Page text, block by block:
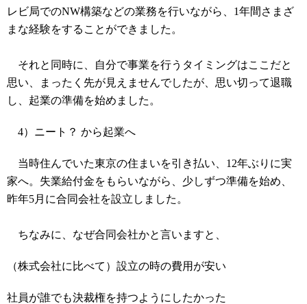
レビ局でのNW構築などの業務を行いながら、1年間さまざ
まな経験をすることができました。
それと同時に、自分で事業を行うタイミングはここだと
思い、まったく先が見えませんでしたが、思い切って退職
し、起業の準備を始めました。
4）ニート？ から起業へ
当時住んでいた東京の住まいを引き払い、12年ぶりに実
家へ。失業給付金をもらいながら、少しずつ準備を始め、
昨年5月に合同会社を設立しました。
ちなみに、なぜ合同会社かと言いますと、
（株式会社に比べて）設立の時の費用が安い
社員が誰でも決裁権を持つようにしたかった